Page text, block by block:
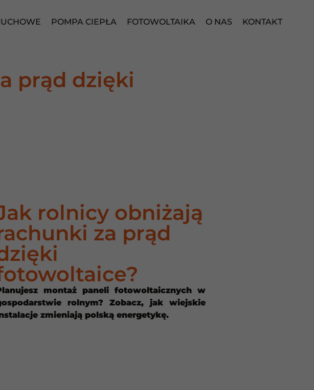
POMPA CIEPŁA FOTOWOLTAIKA O NAS KONTAKT
prąd dzięki
rolnicy obniżają
za prąd
montaż paneli fotowoltaicznych w
rolnym? Zobacz, jak wiejskie
zmieniają polską energetykę.